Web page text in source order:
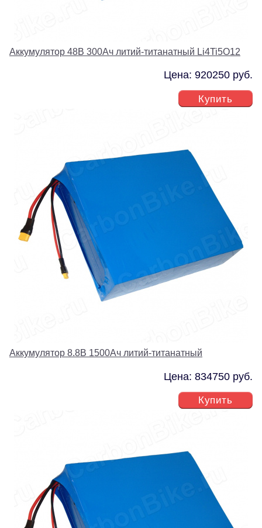
Аккумулятор 48В 300Ач литий-титанатный Li4Ti5O12
Цена: 920250 руб.
Купить
Аккумулятор 8.8В 1500Ач литий-титанатный
Цена: 834750 руб.
Купить